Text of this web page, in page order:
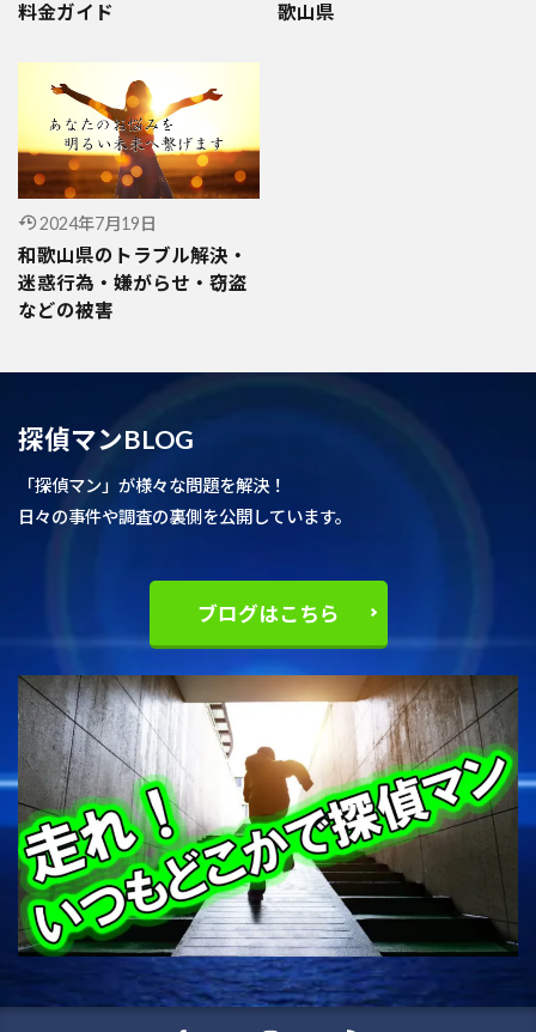
料金ガイド
歌山県
2024年7月19日
和歌山県のトラブル解決・
迷惑行為・嫌がらせ・窃盗
などの被害
探偵マンBLOG
「探偵マン」が様々な問題を解決！
日々の事件や調査の裏側を公開しています。
ブログはこちら